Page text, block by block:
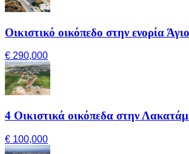
Οικιστικό οικόπεδο στην ενορία
€ 290,000
4 Οικιστικά οικόπεδα στην
€ 100,000